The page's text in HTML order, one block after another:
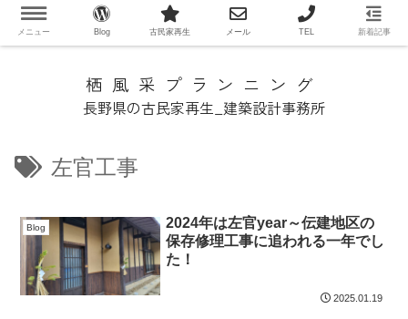
栖風采プランニング
長野県の古民家再生_建築設計事務所
左官工事
Blog
2024年は左官year～伝建地区の
保存修理工事に追われる一年でし
た！
2025.01.19
メニュー Blog 古民家再生 メール TEL 新着記事